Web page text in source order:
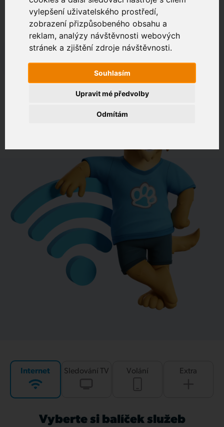
vylepšení uživatelského prostředí,
zobrazení přizpůsobeného obsahu a
reklam, analýzy návštěvnosti webových
stránek a zjištění zdroje návštěvnosti.
Souhlasím
Odmítám
Upravit mé předvolby
Zákaznický portál
Jak rychlé je připojení na vaší adrese?
Internet Sledování TV Volání Extra
Vyberte si balíček služeb